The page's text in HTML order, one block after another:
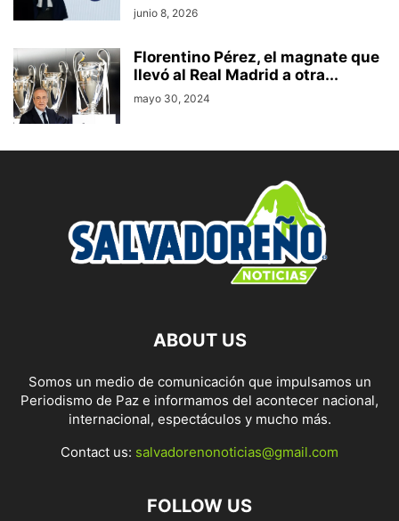
junio 8, 2026
Florentino Pérez, el magnate que
llevó al Real Madrid a otra...
mayo 30, 2024
ABOUT US
Somos un medio de comunicación que impulsamos un
Periodismo de Paz e informamos del acontecer nacional,
internacional, espectáculos y mucho más.
Contact us: salvadorenonoticias@gmail.com
FOLLOW US